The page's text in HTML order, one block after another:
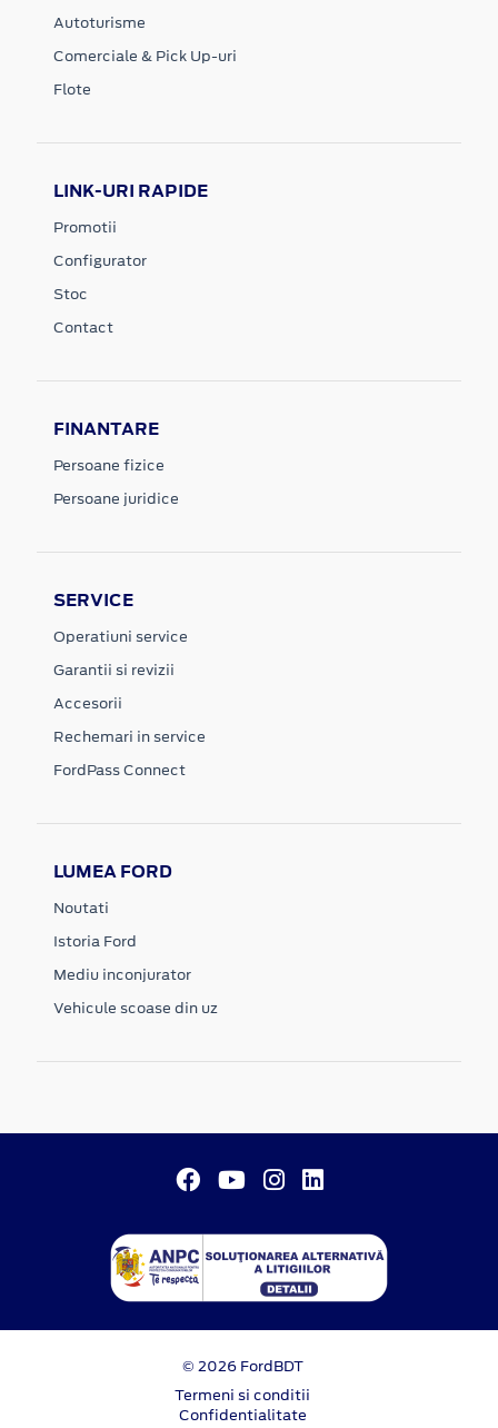
Autoturisme
Comerciale & Pick Up-uri
Flote
LINK-URI RAPIDE
Promotii
Configurator
Stoc
Contact
FINANTARE
Persoane fizice
Persoane juridice
SERVICE
Operatiuni service
Garantii si revizii
Accesorii
Rechemari in service
FordPass Connect
LUMEA FORD
Noutati
Istoria Ford
Mediu inconjurator
Vehicule scoase din uz
© 2026 FordBDT
Termeni si conditii
Confidentialitate